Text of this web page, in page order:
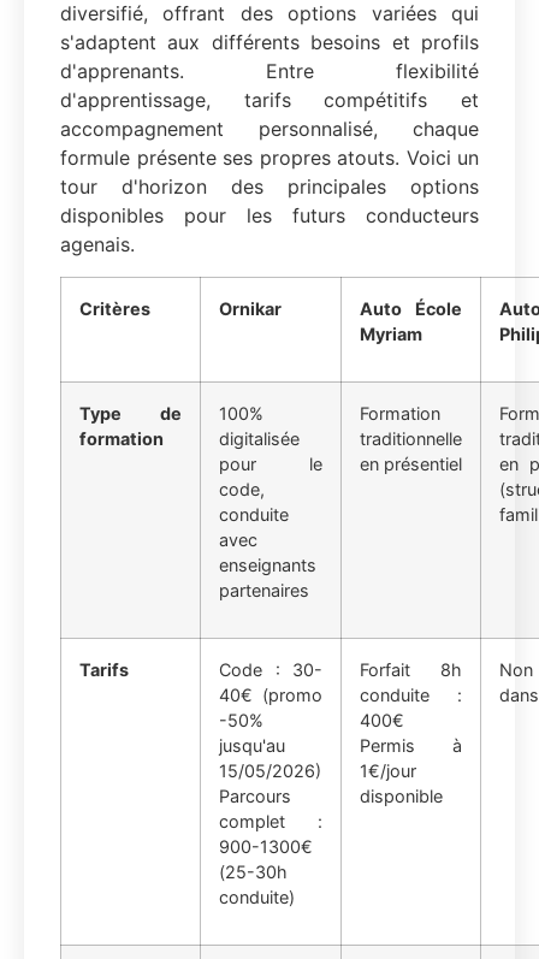
diversifié, offrant des options variées qui
s'adaptent aux différents besoins et profils
d'apprenants. Entre flexibilité
d'apprentissage, tarifs compétitifs et
accompagnement personnalisé, chaque
formule présente ses propres atouts. Voici un
tour d'horizon des principales options
disponibles pour les futurs conducteurs
agenais.
Critères Ornikar
Auto École
Myriam
Type de
formation
100%
digitalisée
pour le
code,
conduite
avec
enseignants
partenaires
Formation
traditionnelle
en présentiel
en
Tarifs
Code : 30-
40€ (promo
-50%
jusqu'au
15/05/2026)
Parcours
complet :
900-1300€
(25-30h
conduite)
Forfait 8h
conduite :
400€
Permis à
1€/jour
disponible